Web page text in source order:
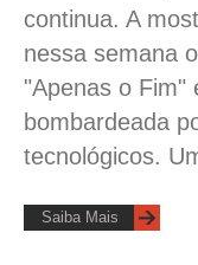
continua. A
nessa semana
"Apenas o Fim"
bombardeada
tecnológicos.
Saiba Mais